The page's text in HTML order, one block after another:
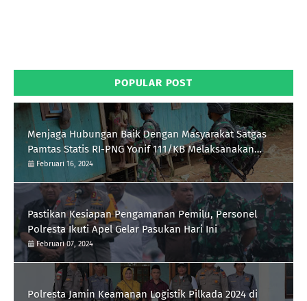
POPULAR POST
Menjaga Hubungan Baik Dengan Masyarakat Satgas
Pamtas Statis RI-PNG Yonif 111/KB Melaksanakan
Silaturrahmi
Februari 16, 2024
Pastikan Kesiapan Pengamanan Pemilu, Personel
Polresta Ikuti Apel Gelar Pasukan Hari Ini
Februari 07, 2024
Polresta Jamin Keamanan Logistik Pilkada 2024 di